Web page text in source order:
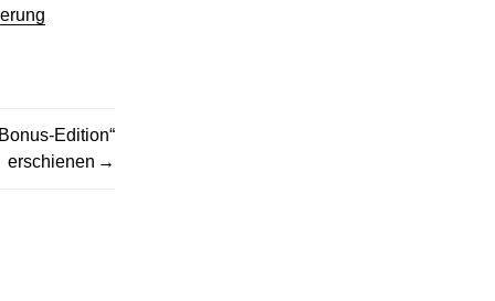
Edition“
erschienen